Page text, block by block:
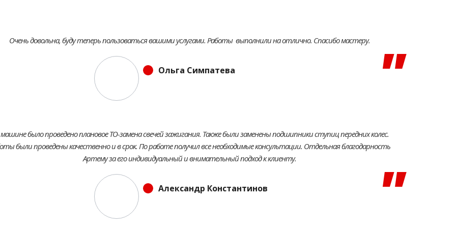
Очень довольна, буду теперь пользоваться вашими услугами. Работы выполнили на отлично. Спасибо мастеру.
Ольга Симпатева
было проведено плановое ТО-замена свечей зажигания. Также были заменены подшипники ступиц передних колес.
были проведены качественно и в срок. По работе получил все необходимые консультации. Отдельная благодарность
Артему за его индивидуальный и внимательный подход к клиенту.
Александр Константинов